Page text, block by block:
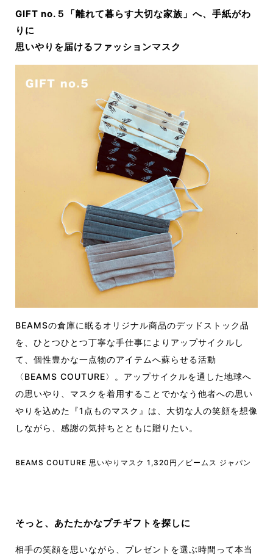
GIFT no.５「離れて暮らす大切な家族」へ、手紙がわ
りに
思いやりを届けるファッションマスク
BEAMSの倉庫に眠るオリジナル商品のデッドストック品
を、ひとつひとつ丁寧な手仕事によりアップサイクルし
て、個性豊かな一点物のアイテムへ蘇らせる活動
〈BEAMS COUTURE〉。アップサイクルを通した地球へ
の思いやり、マスクを着用することでかなう他者への思い
やりを込めた『1点ものマスク』は、大切な人の笑顔を想像
しながら、感謝の気持ちとともに贈りたい。
BEAMS COUTURE 思いやりマスク 1,320円／ビームス ジャパン
そっと、あたたかなプチギフトを探しに
相手の笑顔を思いながら、プレゼントを選ぶ時間って本当